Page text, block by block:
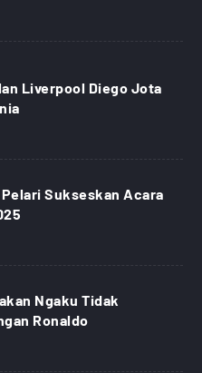
Liverpool Diego Jota
Sukseskan Acara
Ngaku Tidak
Ronaldo